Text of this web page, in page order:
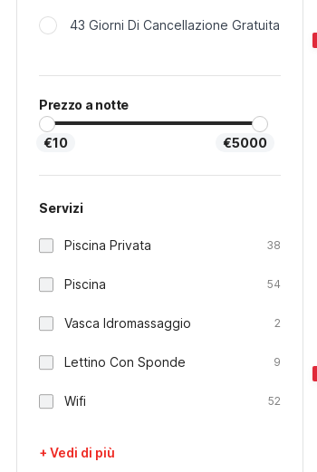
43 Giorni Di Cancellazione Gratuita
Prezzo a notte
€10 €5000
Servizi
Piscina Privata 38
Piscina 54
Vasca Idromassaggio 2
Lettino Con Sponde 9
Wifi 52
+ Vedi di più